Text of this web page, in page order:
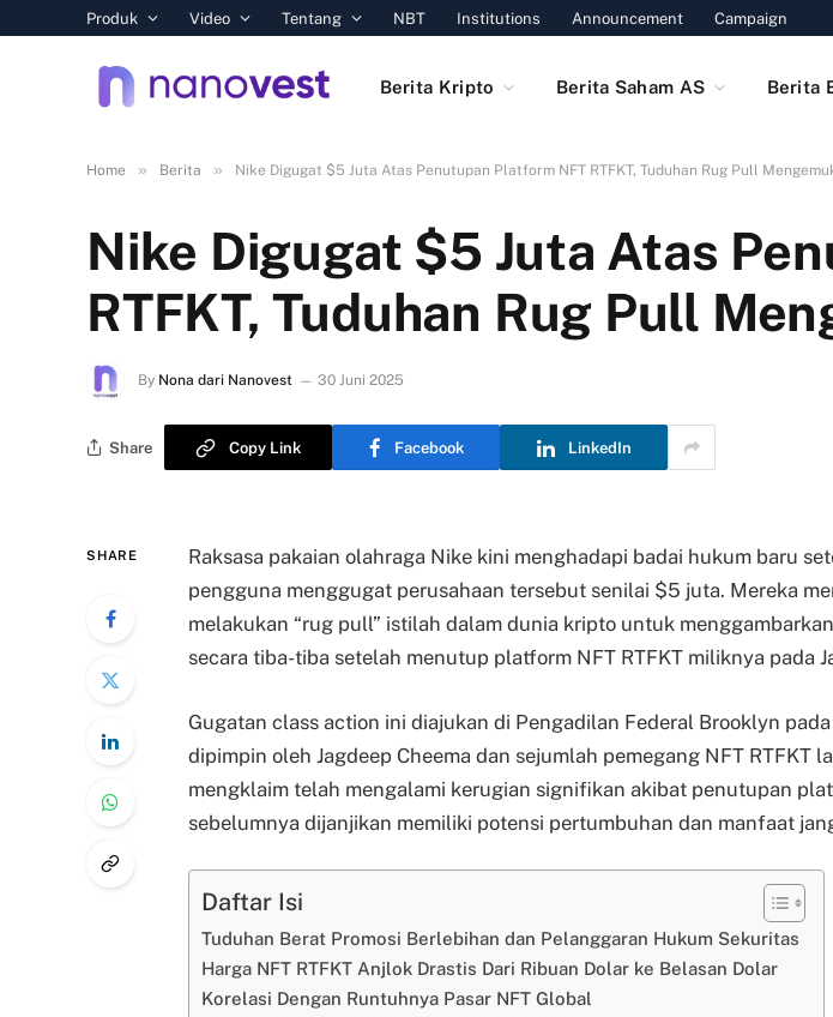
Produk Video Tentang NBT Institutions Announcement Campaign
Berita Kripto Berita Saham AS Berita
Home » Berita » Nike Digugat $5 Juta Atas Penutupan Platform NFT RTFKT, Tuduhan Rug Pull
Nike Digugat $5 Juta Atas
RTFKT, Tuduhan Rug Pull
By Nona dari Nanovest 30 Juni 2025
Share Copy Link Facebook LinkedIn
SHARE
Raksasa pakaian olahraga Nike kini menghadapi badai hukum baru
pengguna menggugat perusahaan tersebut senilai $5 juta. Mereka
melakukan “rug pull” istilah dalam dunia kripto untuk
secara tiba-tiba setelah menutup platform NFT RTFKT miliknya pada
Gugatan class action ini diajukan di Pengadilan Federal Brooklyn
dipimpin oleh Jagdeep Cheema dan sejumlah pemegang NFT RTFKT
mengklaim telah mengalami kerugian signifikan akibat penutupan
sebelumnya dijanjikan memiliki potensi pertumbuhan dan manfaat
Daftar Isi
Tuduhan Berat Promosi Berlebihan dan Pelanggaran Hukum Sekuritas
Harga NFT RTFKT Anjlok Drastis Dari Ribuan Dolar ke Belasan Dolar
Korelasi Dengan Runtuhnya Pasar NFT Global